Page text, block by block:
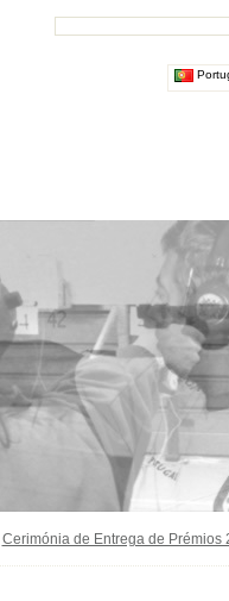
Cerimónia de Entrega de Prémios